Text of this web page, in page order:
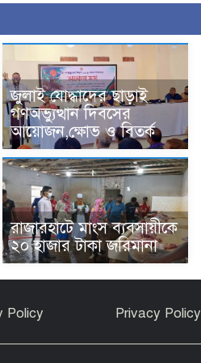
জুলাই যোদ্ধাদের ছাড়াই
গণঅভ্যুত্থান দিবসের
আয়োজন,ক্ষোভ ও বিতর্ক
রাজারহাটে মাংস ব্যবসায়ীকে
২০ হাজার টাকা জরিমানা
Policy Privacy Policy